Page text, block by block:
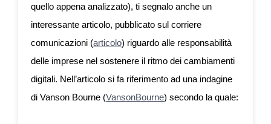
quello appena analizzato), ti segnalo anche un
interessante articolo, pubblicato sul corriere
comunicazioni (articolo) riguardo alle responsabilità
delle imprese nel sostenere il ritmo dei cambiamenti
digitali. Nell’articolo si fa riferimento ad una indagine
di Vanson Bourne (VansonBourne) secondo la quale: